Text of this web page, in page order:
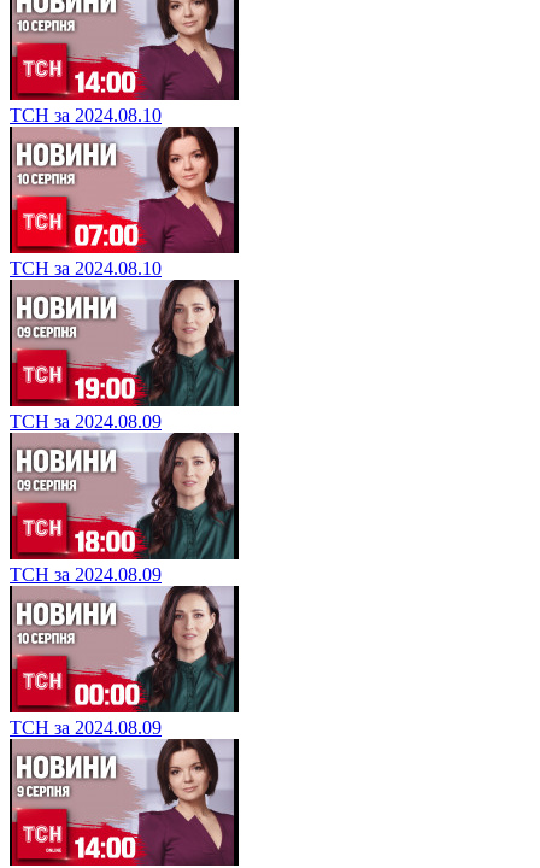
ТСН за 2024.08.10
ТСН за 2024.08.10
ТСН за 2024.08.09
ТСН за 2024.08.09
ТСН за 2024.08.09